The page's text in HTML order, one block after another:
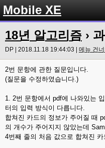
Mobile XE
18년 알고리즘 ›
DP | 2018.11.18 19:44:03 | 메뉴 건너
2번 문항에 관한 질문입니다.
(질문을 수정하였습니다.)
1. 2번 문항에서 pdf에 나와있는
터의 입력 방식이 다릅니다.
합쳐진 카드의 정보가 주어질 때
의 개수가 주어지지 않았는데
4번째 줄의 처음 값으로 합쳐진